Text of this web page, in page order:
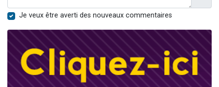
Je veux être averti des nouveaux commentaires